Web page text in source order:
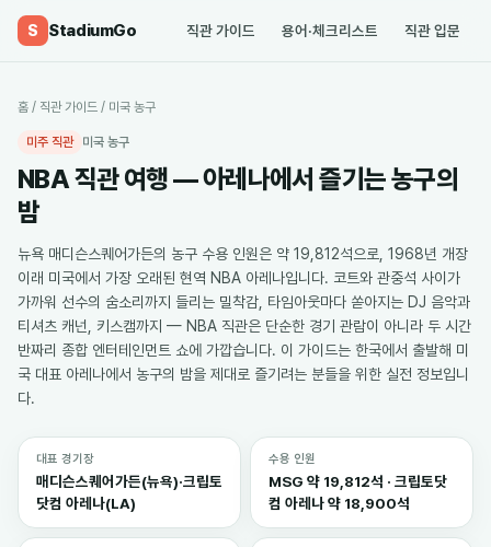
S StadiumGo 직관 가이드 용어·체크리스트 직관 입문
홈 / 직관 가이드 / 미국 농구
미주 직관 미국 농구
NBA 직관 여행 — 아레나에서 즐기는 농구의
밤
뉴욕 매디슨스퀘어가든의 농구 수용 인원은 약 19,812석으로, 1968년 개장
이래 미국에서 가장 오래된 현역 NBA 아레나입니다. 코트와 관중석 사이가
가까워 선수의 숨소리까지 들리는 밀착감, 타임아웃마다 쏟아지는 DJ 음악과
티셔츠 캐넌, 키스캠까지 — NBA 직관은 단순한 경기 관람이 아니라 두 시간
반짜리 종합 엔터테인먼트 쇼에 가깝습니다. 이 가이드는 한국에서 출발해 미
국 대표 아레나에서 농구의 밤을 제대로 즐기려는 분들을 위한 실전 정보입니
다.
대표 경기장
매디슨스퀘어가든(뉴욕)·크립토
닷컴 아레나(LA)
수용 인원
MSG 약 19,812석 · 크립토닷
컴 아레나 약 18,900석